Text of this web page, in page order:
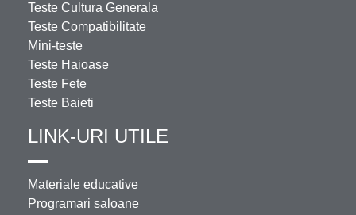
Teste Cultura Generala
Teste Compatibilitate
Mini-teste
Teste Haioase
Teste Fete
Teste Baieti
LINK-URI UTILE
Materiale educative
Programari saloane